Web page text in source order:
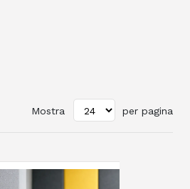
Mostra per pagina